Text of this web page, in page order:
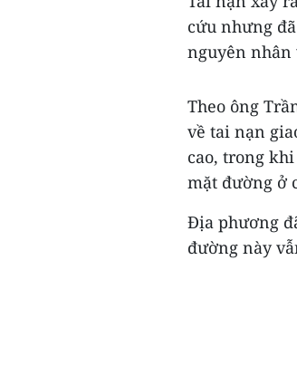
cứu nhưng
nguyên nhân
Theo ông
về tai nạn
cao, trong
mặt đường ở
Địa phương
đường này